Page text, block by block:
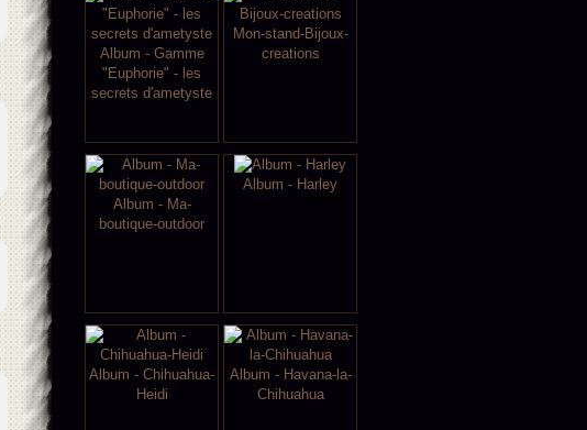
Album - Gamme
"Euphorie" - les
secrets d'ametyste
Mon-stand-Bijoux-
creations
Album - Ma-
boutique-outdoor
Album - Harley
Album - Chihuahua-
Heidi
Album - Havana-la-
Chihuahua